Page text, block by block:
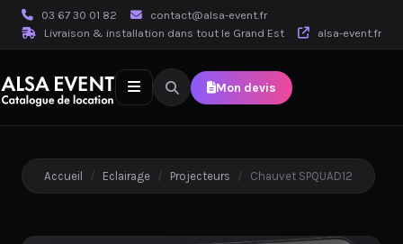
03 67 30 01 82
contact@alsa-event.fr
Livraison & installation dans tout le Grand Est
alsa-event.fr
Mon devis
Accueil / Eclairage / Projecteurs / Chauvet SPQUAD12